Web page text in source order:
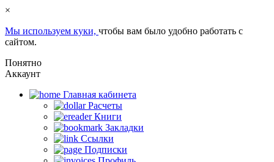
×
Мы используем куки, чтобы вам было удобно работать с
сайтом.
Понятно
Аккаунт
Главная кабинетa
Расчеты
Книги
Закладки
Ссылки
Подписки